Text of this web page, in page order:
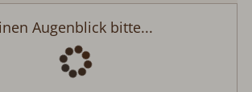
Augenblick bitte...